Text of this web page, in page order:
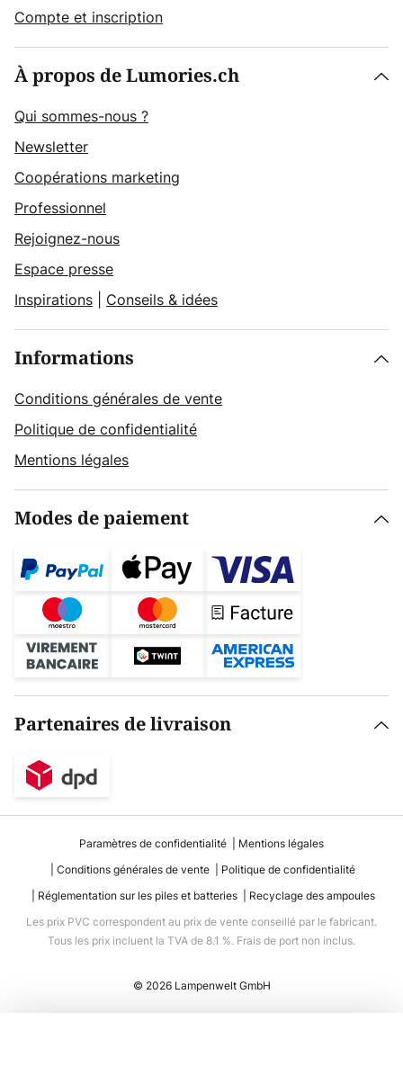
Compte et inscription
À propos de Lumories.ch
Qui sommes-nous ?
Newsletter
Coopérations marketing
Professionnel
Rejoignez-nous
Espace presse
Inspirations
Conseils & idées
Informations
Conditions générales de vente
Politique de confidentialité
Mentions légales
Modes de paiement
Partenaires de livraison
Paramètres de confidentialité
Mentions légales
Conditions générales de vente
Politique de confidentialité
Réglementation sur les piles et batteries
Recyclage des ampoules
Les prix PVC correspondent au prix de vente conseillé par le fabricant.
Tous les prix incluent la TVA de 8.1 %. Frais de port non inclus.
© 2026 Lampenwelt GmbH